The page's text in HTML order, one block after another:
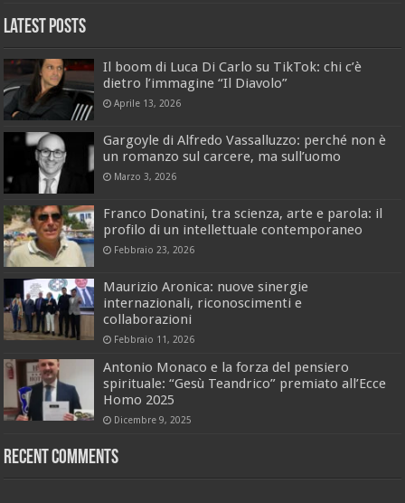
Latest Posts
Il boom di Luca Di Carlo su TikTok: chi c’è
dietro l’immagine “Il Diavolo”
Aprile 13, 2026
Gargoyle di Alfredo Vassalluzzo: perché non è
un romanzo sul carcere, ma sull’uomo
Marzo 3, 2026
Franco Donatini, tra scienza, arte e parola: il
profilo di un intellettuale contemporaneo
Febbraio 23, 2026
Maurizio Aronica: nuove sinergie
internazionali, riconoscimenti e
collaborazioni
Febbraio 11, 2026
Antonio Monaco e la forza del pensiero
spirituale: “Gesù Teandrico” premiato all’Ecce
Homo 2025
Dicembre 9, 2025
Recent Comments